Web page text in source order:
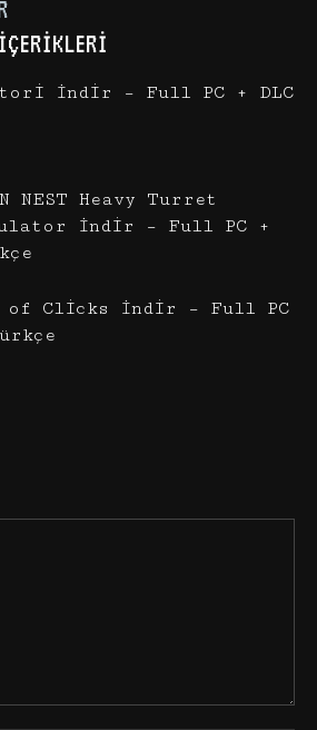
İndir – Full PC + DLC
NEST Heavy Turret
İndir – Full PC +
of Clicks İndir – Full PC